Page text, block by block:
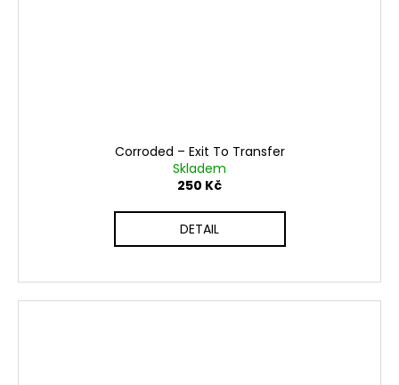
Corroded ‎– Exit To Transfer
Skladem
250 Kč
DETAIL